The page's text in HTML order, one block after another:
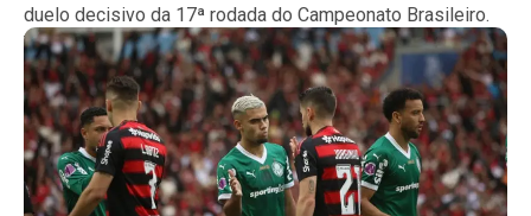
duelo decisivo da 17ª rodada do Campeonato Brasileiro.
Transmissão começa às 20h....